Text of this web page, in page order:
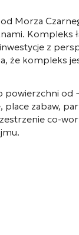
Morza
Kompleks
z
że kompleks
od
place zabaw,
co-